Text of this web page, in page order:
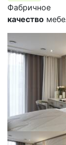
Фабричное
качество